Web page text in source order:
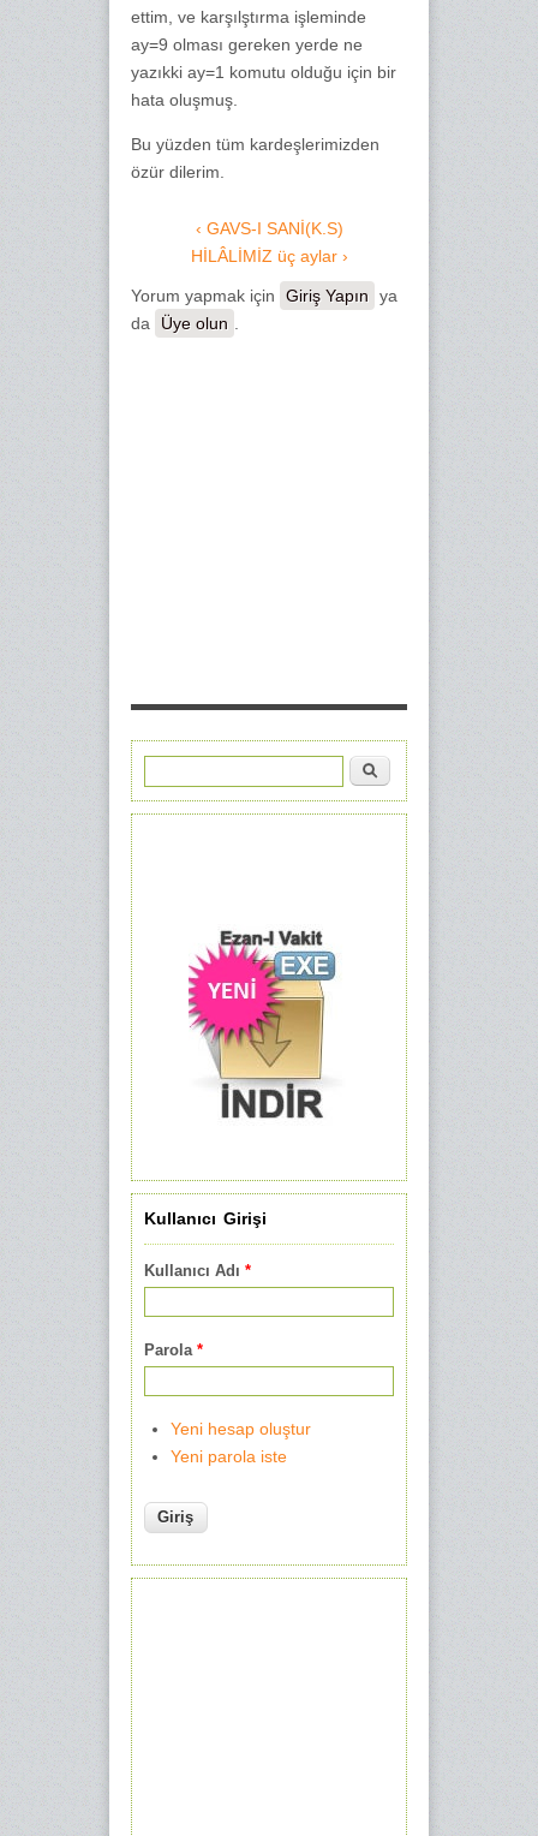
ettim, ve karşılştırma işleminde
ay=9 olması gereken yerde ne
yazıkki ay=1 komutu olduğu için bir
hata oluşmuş.
Bu yüzden tüm kardeşlerimizden
özür dilerim.
‹ GAVS-I SANİ(K.S)
HİLÂLİMİZ üç aylar ›
Yorum yapmak için Giriş Yapın ya
da
Üye olun
Arama formu
Ara
Kullanıcı Girişi
Kullanıcı Adı *
Parola *
Yeni hesap oluştur
Yeni parola iste